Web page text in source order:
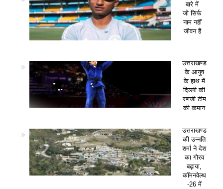
बारे में
जो सिर्फ
नाम नहीं
जीवन हैं
उत्तराखण्ड
के आयुष
के हाथ में
दिल्ली की
रणजी टीम
की कमान
उत्तराखण्ड
की उन्नति
शर्मा ने देश
का गौरव
बढ़ाया,
कॉमनवेल्थ
-26 में